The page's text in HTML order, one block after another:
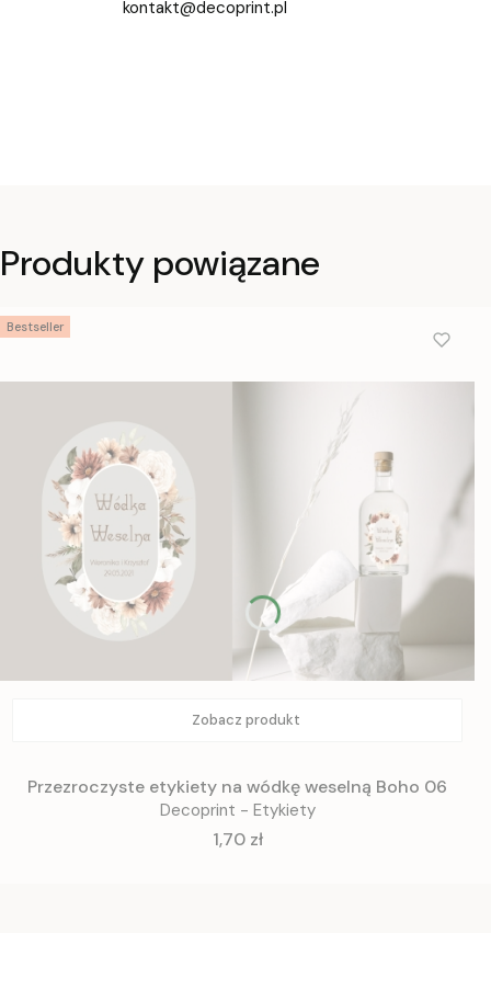
kontakt@decoprint.pl
Produkty powiązane
Bestseller
Zobacz produkt
Przezroczyste etykiety na wódkę weselną Boho 06
Decoprint - Etykiety
Cena
1,70 zł